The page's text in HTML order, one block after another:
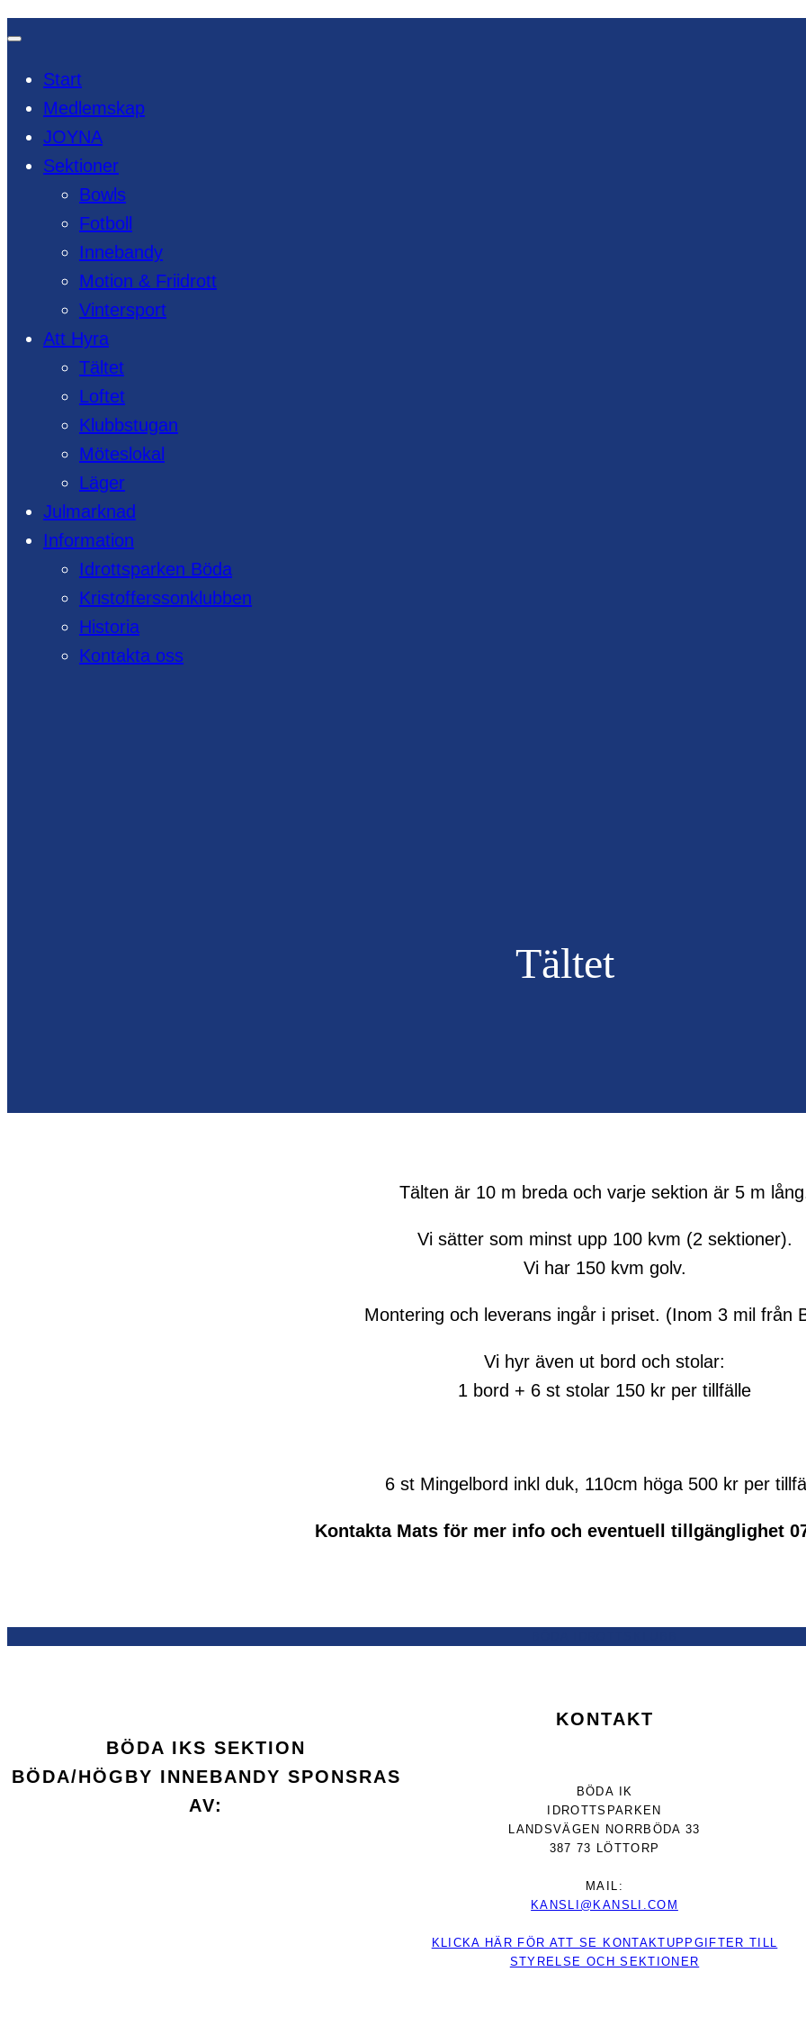
Hoppa
innehåll
Start
Medlemskap
JOYNA
Sektioner
Bowls
Fotboll
Innebandy
Motion & Friidrott
Vintersport
Att Hyra
Tältet
Loftet
Klubbstugan
Möteslokal
Läger
Julmarknad
Information
Idrottsparken Böda
Kristofferssonklubben
Historia
Kontakta oss
Tältet
Tälten är 10 m breda och varje sektion är 5 m
Vi sätter som minst upp 100 kvm (2 sektioner).
Vi har 150 kvm golv.
Montering och leverans ingår i priset. (Inom 3 mil från
Vi hyr även ut bord och stolar:
1 bord + 6 st stolar 150 kr per tillfälle
6 st Mingelbord inkl duk, 110cm höga 500 kr per
Kontakta Mats för mer info och eventuell tillgänglighet
BÖDA IKS SEKTION
BÖDA/HÖGBY INNEBANDY SPONSRAS
AV:
KONTAKT
BÖDA IK
IDROTTSPARKEN
LANDSVÄGEN NORRBÖDA 33
387 73 LÖTTORP
MAIL:
KANSLI@KANSLI.COM
KLICKA HÄR FÖR ATT SE KONTAKTUPPGIFTER TILL
STYRELSE OCH SEKTIONER